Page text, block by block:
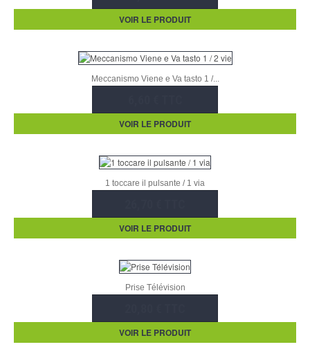
VOIR LE PRODUIT
Meccanismo Viene e Va tasto 1 /...
VOIR LE PRODUIT
1 toccare il pulsante / 1 via
VOIR LE PRODUIT
Prise Télévision
VOIR LE PRODUIT